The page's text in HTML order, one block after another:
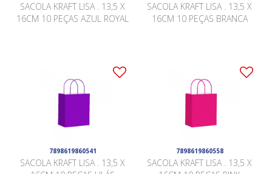
SACOLA KRAFT LISA . 13,5 X
16CM 10 PEÇAS AZUL ROYAL
SACOLA KRAFT LISA . 13,5 X
16CM 10 PEÇAS BRANCA
7898619860541
SACOLA KRAFT LISA . 13,5 X
7898619860558
SACOLA KRAFT LISA . 13,5 X